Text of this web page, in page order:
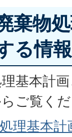
棄物
る情
基本計
ご覧く
理基本